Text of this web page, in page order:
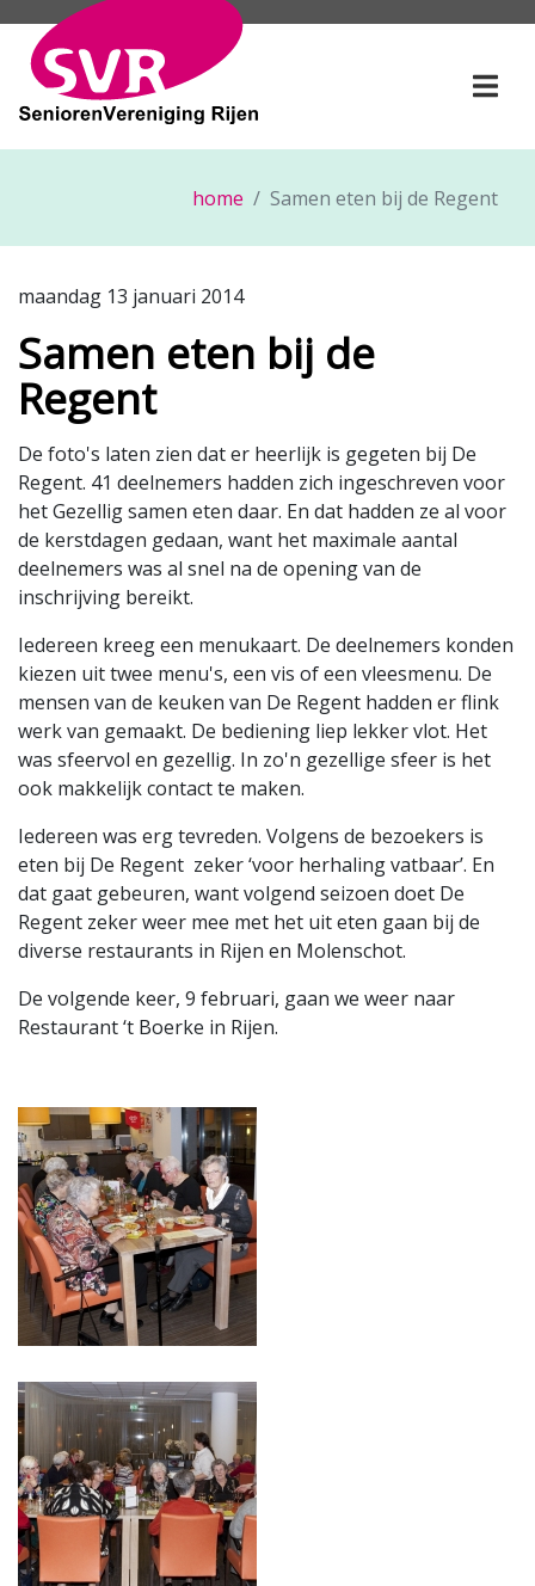
home Samen eten bij de Regent
maandag 13 januari 2014
Samen eten bij de
Regent
De foto's laten zien dat er heerlijk is gegeten bij De
Regent. 41 deelnemers hadden zich ingeschreven voor
het Gezellig samen eten daar. En dat hadden ze al voor
de kerstdagen gedaan, want het maximale aantal
deelnemers was al snel na de opening van de
inschrijving bereikt.
Iedereen kreeg een menukaart. De deelnemers konden
kiezen uit twee menu's, een vis of een vleesmenu. De
mensen van de keuken van De Regent hadden er flink
werk van gemaakt. De bediening liep lekker vlot. Het
was sfeervol en gezellig. In zo'n gezellige sfeer is het
ook makkelijk contact te maken.
Iedereen was erg tevreden. Volgens de bezoekers is
eten bij De Regent zeker ‘voor herhaling vatbaar’. En
dat gaat gebeuren, want volgend seizoen doet De
Regent zeker weer mee met het uit eten gaan bij de
diverse restaurants in Rijen en Molenschot.
De volgende keer, 9 februari, gaan we weer naar
Restaurant ‘t Boerke in Rijen.